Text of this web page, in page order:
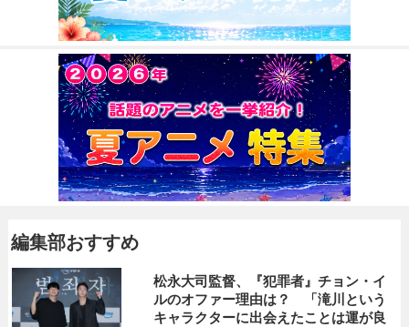
編集部おすすめ
松永大司監督、『犯罪者』チョン・イ
ルのオファー理由は？ 「滝川という
キャラクターに出会えたことは運が良